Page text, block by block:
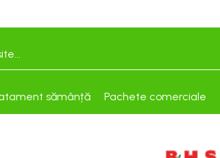
sămânță Pachete comerciale